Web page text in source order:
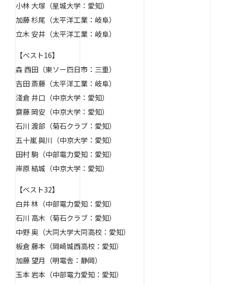
小林 大塚（星城大学：愛知）
加藤 杉尾（太平洋工業：岐阜）
立木 安井（太平洋工業：岐阜）
【ベスト16】
森 西田（東ソー四日市：三重）
吉田 斎藤（太平洋工業：岐阜）
淺倉 井口（中京大学：愛知）
齋藤 岡安（中京大学：愛知）
石川 渡部（菊石クラブ：愛知）
五十嵐 與川（中京大学：愛知）
田村 駒（中部電力愛知：愛知）
岸原 結城（中京大学：愛知）
【ベスト32】
白井 林（中部電力愛知：愛知）
石川 高木（菊石クラブ：愛知）
中野 奥（大同大学大同高校：愛知）
板倉 藤本（岡崎城西高校：愛知）
加藤 望月（明電舎：静岡）
玉本 岩本（中部電力愛知：愛知）